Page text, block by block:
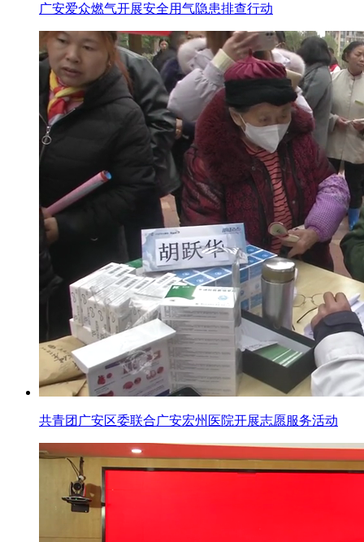
广安爱众燃气开展安全用气隐患排查行动
共青团广安区委联合广安宏州医院开展志愿服务活动